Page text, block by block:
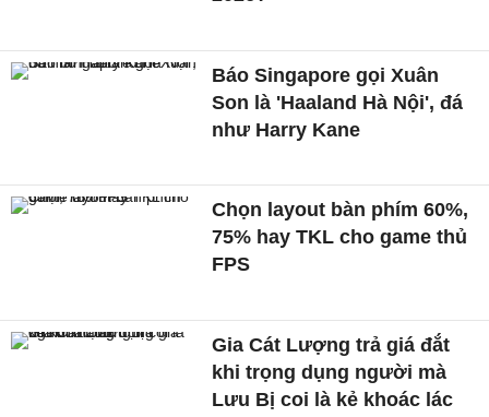
Báo Singapore gọi Xuân
Son là 'Haaland Hà Nội', đá
như Harry Kane
Chọn layout bàn phím 60%,
75% hay TKL cho game thủ
FPS
Gia Cát Lượng trả giá đắt
khi trọng dụng người mà
Lưu Bị coi là kẻ khoác lác